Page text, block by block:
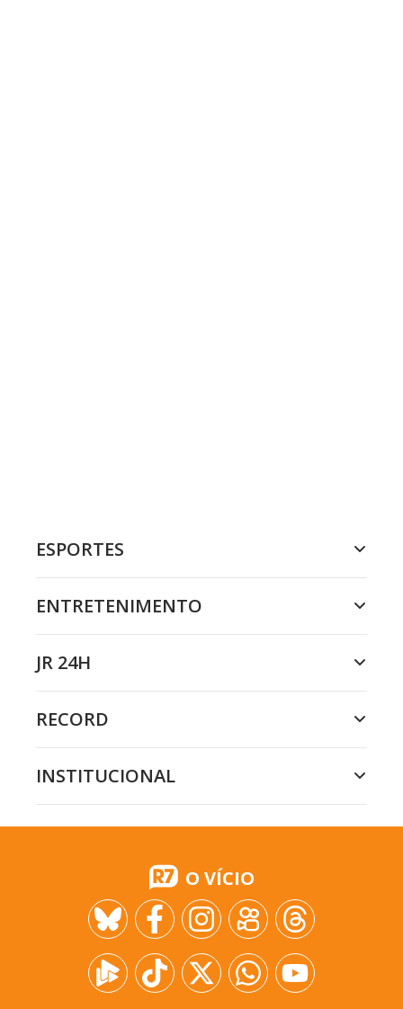
ESPORTES
ENTRETENIMENTO
JR 24H
RECORD
INSTITUCIONAL
O VÍCIO